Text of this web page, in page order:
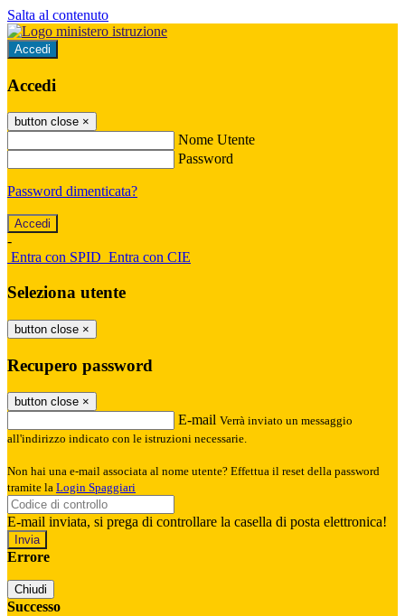
Salta al contenuto
Accedi
Accedi
button close ×
Nome Utente
Password
Password dimenticata?
-
Entra con SPID Entra con CIE
Seleziona utente
button close ×
Recupero password
button close ×
E-mail Verrà inviato un messaggio
all'indirizzo indicato con le istruzioni necessarie.
Non hai una e-mail associata al nome utente? Effettua il reset della password
tramite la Login Spaggiari
E-mail inviata, si prega di controllare la casella di posta elettronica!
Errore
Chiudi
Successo